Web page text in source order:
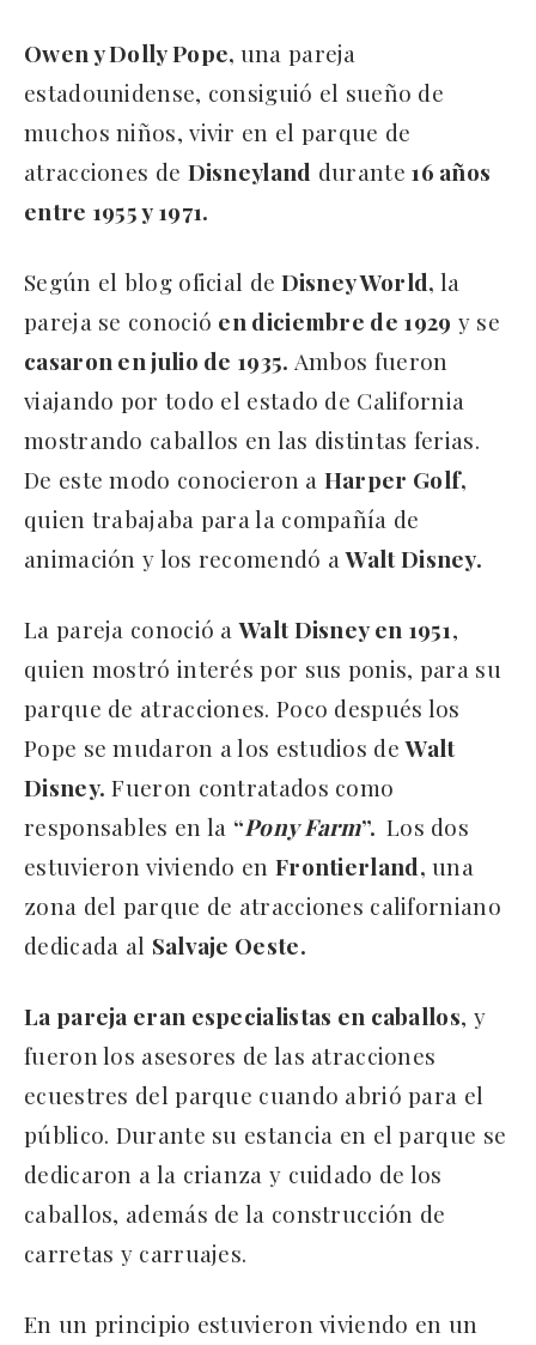
Owen y Dolly Pope, una pareja
estadounidense, consiguió el sueño de
muchos niños, vivir en el parque de
atracciones de Disneyland durante 16 años
entre 1955 y 1971.
Según el blog oficial de Disney World, la
pareja se conoció en diciembre de 1929 y se
casaron en julio de 1935. Ambos fueron
viajando por todo el estado de California
mostrando caballos en las distintas ferias.
De este modo conocieron a Harper Golf,
quien trabajaba para la compañía de
animación y los recomendó aWalt Disney.
La pareja conoció aWalt Disney en 1951,
quien mostró interés por sus ponis, para su
parque de atracciones. Poco después los
Pope se mudaron a los estudios deWalt
Disney. Fueron contratados como
responsables en la “Pony Farm”. Los dos
estuvieron viviendo en Frontierland, una
zona del parque de atracciones californiano
dedicada al Salvaje Oeste.
La pareja eran especialistas en caballos, y
fueron los asesores de las atracciones
ecuestres del parque cuando abrió para el
público. Durante su estancia en el parque se
dedicaron a la crianza y cuidado de los
caballos, además de la construcción de
carretas y carruajes.
En un principio estuvieron viviendo en un